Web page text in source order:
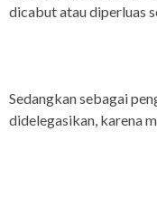
dicabut atau diperluas
Sedangkan sebagai
didelegasikan, karena